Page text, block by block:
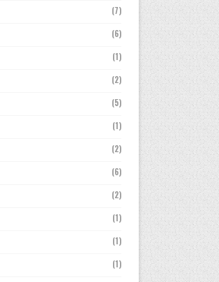
(7)
(6)
(1)
(2)
(5)
(1)
(2)
(6)
(2)
(1)
(1)
(1)